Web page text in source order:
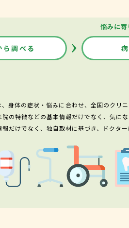
悩みに
ら調べる
、身体の症状・悩みに合わせ、全国のクリ
の特徴などの基本情報だけでなく、気に
報だけでなく、独自取材に基づき、ドクタ